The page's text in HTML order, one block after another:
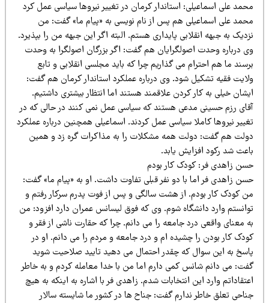
علی اسماعیلی: استاندار کرمان در تغییر نیروها سیاسی عمل کرد
علی اسماعیلی هم پس از نام نویسی به «پیام ما» گفت: من
به جبهه انقلابی پایداری هستم. البته اگر این جبهه من را بپذیرد.
درباره وحدت اصولگرایان هم گفت: اگر بزرگان اصولگرا به وحدت
ما هم احترام می گذاریم چرا که باید مجلسی انقلابی و تابع
فقیه تشکیل شود. وی درباره عملکرد استاندار کرمان هم گفت:
خیلی به کار کردن علاقمند هستند اما انتظار بیشتری داشتیم.
رزم حسینی مدعی هستند که سیاسی عمل نمی کنند در حالی که در
نیروها کاملا سیاسی عمل کردند. اسماعیلی همچنین درباره عملکرد
هم گفت: دولت همه مشکلات را به مذاکرات گره زد و همین
شد رکود افزایش یابد.
زاهدی فر: کودک کار بودم
زاهدی فر اما با دو نفر قبلی تفاوت داشت. او به «پیام ما» گفت:
کودک کار بودم. از هشت سالگی و پس از فوت پدرم سرکار رفتم و
وارد دانشگاه شوم. وی که فوق لیسانس عمران دارد افزود: من
معنای واقعی درد جامعه را می دانم. چرا که حقارت ناشی از فقر و
کار بودن را چشیده ام و درد جامعه و مردم را می دانم. او در
به این سوال که چقدر احتمال می دهید تایید صلاحیت شوید
می دانم شانس کمی دارم اما من با خدا معامله کردم و به خاطر
وارد این انتخابات شدم. زاهدی فر با اشاره به اینکه به هیچ
تعلق خاطر ندارم گفت: جناح ها در کشور ما شایسته سالار